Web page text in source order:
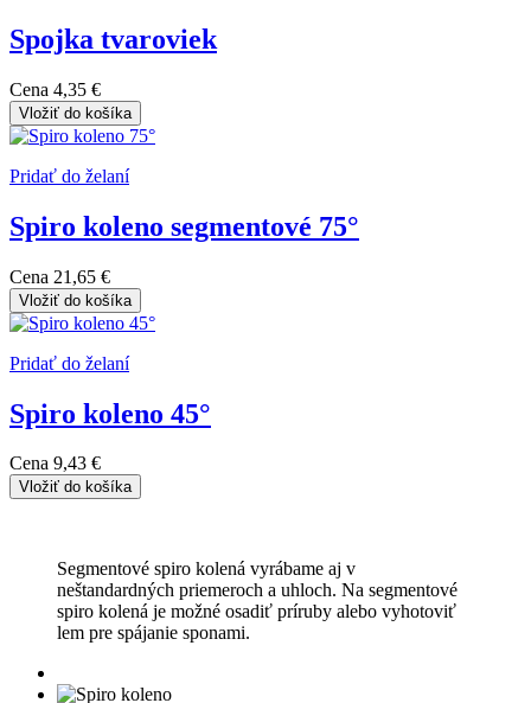
Spojka tvaroviek
Cena 4,35 €
Vložiť do košíka
Pridať do želaní
Spiro koleno segmentové 75°
Cena 21,65 €
Vložiť do košíka
Pridať do želaní
Spiro koleno 45°
Cena 9,43 €
Vložiť do košíka
Segmentové spiro kolená vyrábame aj v
neštandardných priemeroch a uhloch. Na segmentové
spiro kolená je možné osadiť príruby alebo vyhotoviť
lem pre spájanie sponami.